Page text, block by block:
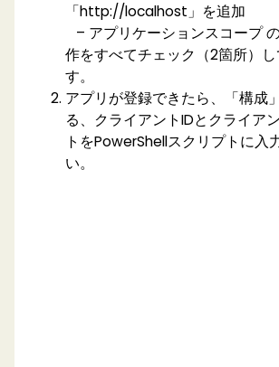
「http://localhost」を追加
– アプリケーションスコープ
作をすべてチェック（2箇所）し
す。
アプリが登録できたら、「構成
る、クライアントIDとクライア
トをPowerShellスクリプトに入
い。